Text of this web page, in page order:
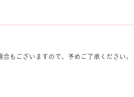
もございますので、予めご了承ください。